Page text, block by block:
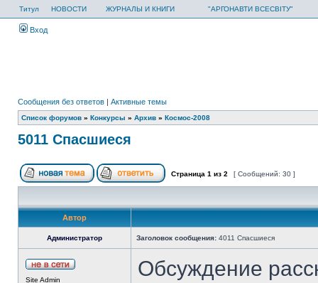
Титул НОВОСТИ ЖУРНАЛЫ И КНИГИ "АРГОНАВТИ ВСЕСВІТУ"
Вход
Сообщения без ответов | Активные темы
Список форумов » Конкурсы » Архив » Космос-2008
5011 Спасшиеся
Страница 1 из 2 [ Сообщений: 30 ]
Автор
Администратор Заголовок сообщения: 4011 Спасшиеся
Site Admin Обсуждение